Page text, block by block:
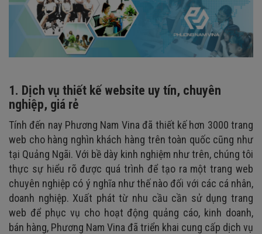
1. Dịch vụ thiết kế website uy tín, chuyên
nghiệp, giá rẻ
Tính đến nay Phương Nam Vina đã thiết kế hơn 3000 trang
web cho hàng nghìn khách hàng trên toàn quốc cũng như
tại Quảng Ngãi. Với bề dày kinh nghiệm như trên, chúng tôi
thực sự hiểu rõ được quá trình để tạo ra một trang web
chuyên nghiệp có ý nghĩa như thế nào đối với các cá nhân,
doanh nghiệp. Xuất phát từ nhu cầu cần sử dụng trang
web để phục vụ cho hoạt động quảng cáo, kinh doanh,
bán hàng, Phương Nam Vina đã triển khai cung cấp dịch vụ